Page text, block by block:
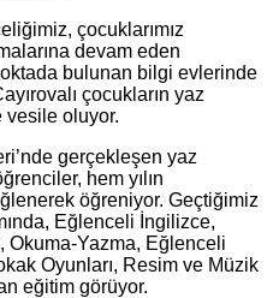
çocuklarımız
devam eden
bulunan bilgi evlerinde
çocukların yaz
vesile oluyor.
gerçekleşen yaz
hem yılın
öğreniyor. Geçtiğimiz
Eğlenceli İngilizce,
Okuma-Yazma, Eğlenceli
Oyunları, Resim ve Müzik
eğitim görüyor.